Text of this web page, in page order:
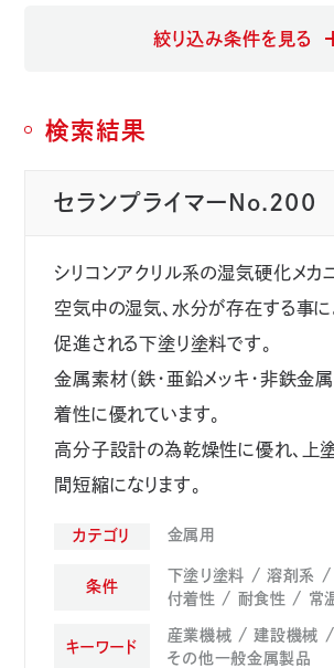
溶剤系
基材種
金属 プラスチック 無機素
特徴
低温焼付 抗菌・抗ウィルス
触感
伸縮性・追従性
光学特性
防曇性
遮熱性 高耐久性
厚膜可
高エッジカバー そ
検索結果
セランプライマーNo.200
シリコンアクリル系の湿気硬化メカ
空気中の湿気、水分が存在する事
促進される下塗り塗料です。
金属素材（鉄・亜鉛メッキ・非鉄金
着性に優れています。
高分子設計の為乾燥性に優れ、上
間短縮になります。
カテゴリ 金属用
条件
下塗り塗料 溶剤系
付着性
耐食性 常
キーワード
産業機械 建設機械
その他一般金属製品